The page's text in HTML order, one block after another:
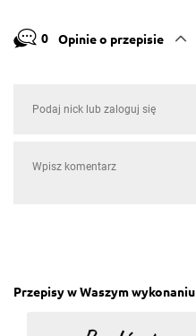
0 Opinie o przepisie
Przepisy w Waszym wykonaniu